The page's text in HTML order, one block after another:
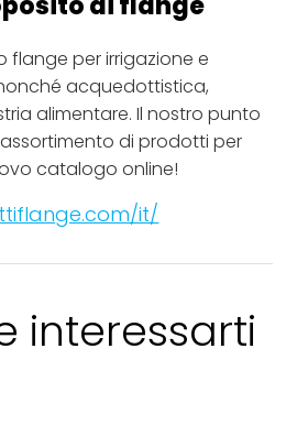
flange per irrigazione e
acquedottistica,
alimentare. Il nostro punto
di prodotti per
catalogo online!
it/
interessarti